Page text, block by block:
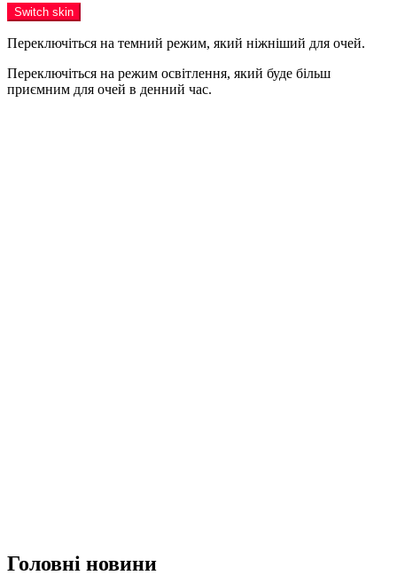
Switch skin
Переключіться на темний режим, який ніжніший для очей.
Переключіться на режим освітлення, який буде більш
приємним для очей в денний час.
Головні новини